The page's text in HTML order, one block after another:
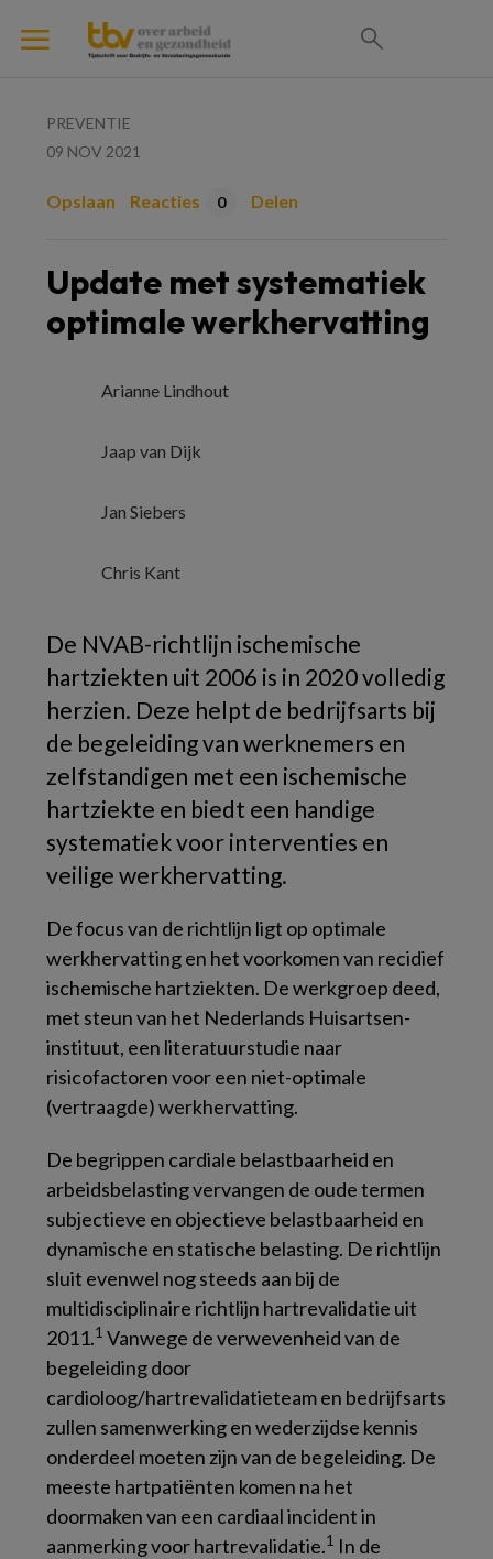
PREVENTIE
09 NOV 2021
Opslaan Reacties 0 Delen
Update met systematiek
optimale werkhervatting
Arianne Lindhout
Jaap van Dijk
Jan Siebers
Chris Kant
De NVAB-richtlijn ischemische
hartziekten uit 2006 is in 2020 volledig
herzien. Deze helpt de bedrijfsarts bij
de begeleiding van werknemers en
zelfstandigen met een ischemische
hartziekte en biedt een handige
systematiek voor interventies en
veilige werkhervatting.
De focus van de richtlijn ligt op optimale
werkhervatting en het voorkomen van recidief
ischemische hartziekten. De werkgroep deed,
met steun van het Nederlands Huisartsen-
instituut, een literatuurstudie naar
risicofactoren voor een niet-optimale
(vertraagde) werkhervatting.
De begrippen cardiale belastbaarheid en
arbeidsbelasting vervangen de oude termen
subjectieve en objectieve belastbaarheid en
dynamische en statische belasting. De richtlijn
sluit evenwel nog steeds aan bij de
multidisciplinaire richtlijn hartrevalidatie uit
2011.1 Vanwege de verwevenheid van de
begeleiding door
cardioloog/hartrevalidatieteam en bedrijfsarts
zullen samenwerking en wederzijdse kennis
onderdeel moeten zijn van de begeleiding. De
meeste hartpatiënten komen na het
doormaken van een cardiaal incident in
aanmerking voor hartrevalidatie.1 In de